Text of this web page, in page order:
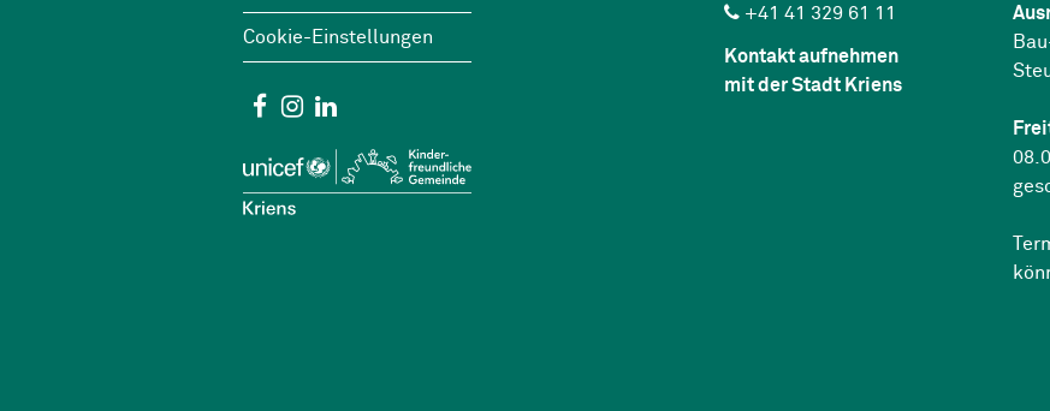
Cookie-Einstellungen
Social Media
FacebookInstagram
+41 41 329 61 11
Kontakt aufnehmen
mit der Stadt Kriens